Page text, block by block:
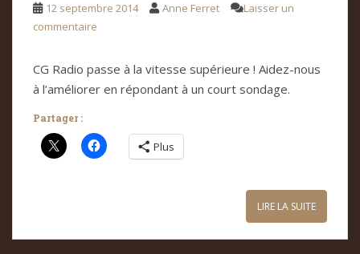
12 septembre 2014 Anne Ferret
Laisser un
commentaire
CG Radio passe à la vitesse supérieure ! Aidez-nous
à l’améliorer en répondant à un court sondage.
Partager :
Plus
LIRE LA SUITE